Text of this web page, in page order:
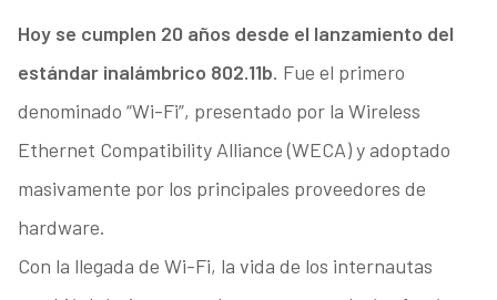
Hoy se cumplen 20 años desde el lanzamiento del
estándar inalámbrico 802.11b. Fue el primero
denominado “Wi-Fi”, presentado por la Wireless
Ethernet Compatibility Alliance (WECA) y adoptado
masivamente por los principales proveedores de
hardware.
Con la llegada de Wi-Fi, la vida de los internautas